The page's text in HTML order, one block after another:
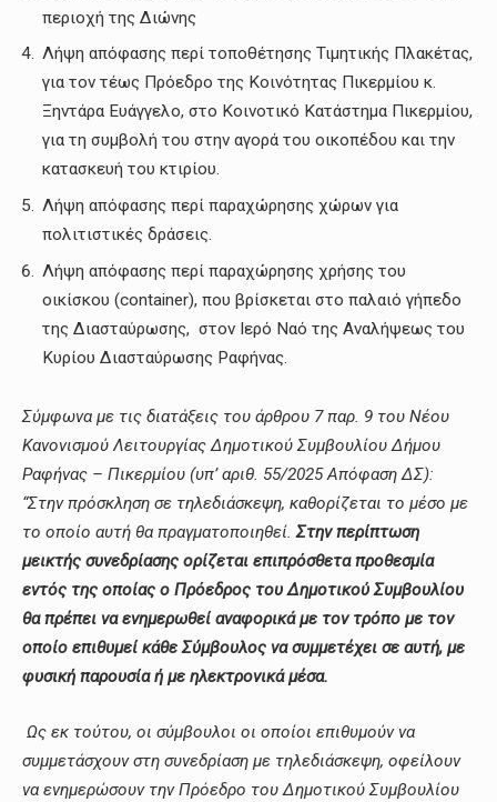
περιοχή της Διώνης
Λήψη απόφασης περί τοποθέτησης Τιμητικής Πλακέτας,
για τον τέως Πρόεδρο της Κοινότητας Πικερμίου κ.
Ξηντάρα Ευάγγελο, στο Κοινοτικό Κατάστημα Πικερμίου,
για τη συμβολή του στην αγορά του οικοπέδου και την
κατασκευή του κτιρίου.
Λήψη απόφασης περί παραχώρησης χώρων για
πολιτιστικές δράσεις.
Λήψη απόφασης περί παραχώρησης χρήσης του
οικίσκου (container), που βρίσκεται στο παλαιό γήπεδο
της Διασταύρωσης, στον Ιερό Ναό της Αναλήψεως του
Κυρίου Διασταύρωσης Ραφήνας.
Σύμφωνα με τις διατάξεις του άρθρου 7 παρ. 9 του Νέου
Κανονισμού Λειτουργίας Δημοτικού Συμβουλίου Δήμου
Ραφήνας – Πικερμίου (υπ’ αριθ. 55/2025 Απόφαση ΔΣ):
“Στην πρόσκληση σε τηλεδιάσκεψη, καθορίζεται το μέσο με
το οποίο αυτή θα πραγματοποιηθεί.Στην περίπτωση
μεικτής συνεδρίασης ορίζεται επιπρόσθετα προθεσμία
εντός της οποίας ο Πρόεδρος του Δημοτικού Συμβουλίου
θα πρέπει να ενημερωθεί αναφορικά με τον τρόπο με τον
οποίο επιθυμεί κάθε Σύμβουλος να συμμετέχει σε αυτή, με
φυσική παρουσία ή με ηλεκτρονικά μέσα.
Ως εκ τούτου, οι σύμβουλοι οι οποίοι επιθυμούν να
συμμετάσχουν στη συνεδρίαση με τηλεδιάσκεψη, οφείλουν
να ενημερώσουν την Πρόεδρο του Δημοτικού Συμβουλίου